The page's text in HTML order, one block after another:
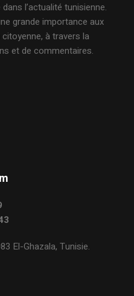
l’actualité tunisienne.
grande importance aux
citoyenne, à travers la
et de commentaires.
El-Ghazala, Tunisie.